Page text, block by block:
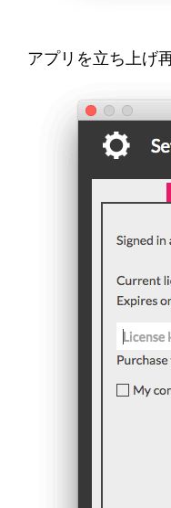
アプリを立ち上げ